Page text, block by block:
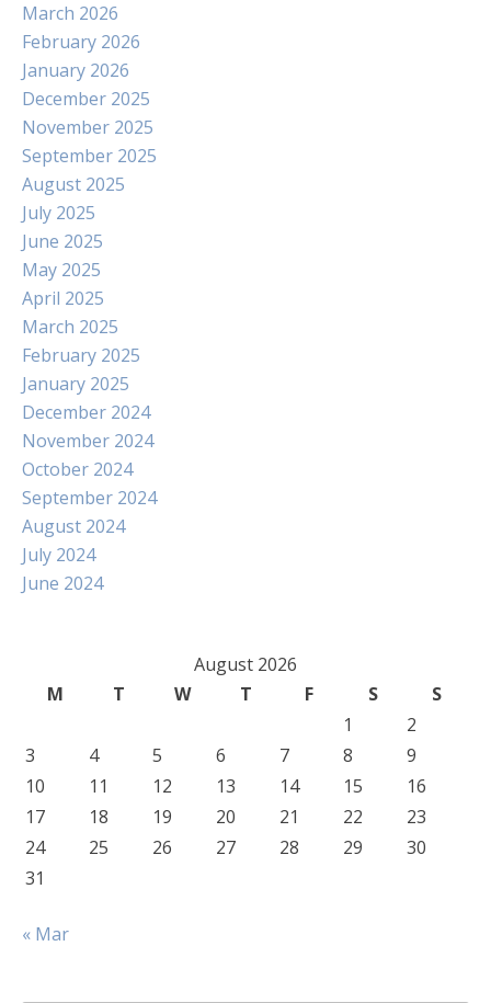
March 2026
February 2026
January 2026
December 2025
November 2025
September 2025
August 2025
July 2025
June 2025
May 2025
April 2025
March 2025
February 2025
January 2025
December 2024
November 2024
October 2024
September 2024
August 2024
July 2024
June 2024
August 2026
M
T W T F S
S
1
2
3
4 5 6 7 8
9
10
11 12 13 14 15
16
17
18 19 20 21 22
23
24
25 26 27 28 29
30
31
« Mar